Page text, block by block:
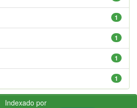
1
1
1
1
Indexado por